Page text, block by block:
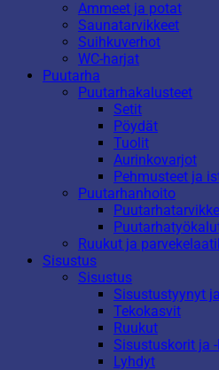
Ammeet ja potat
Saunatarvikkeet
Suihkuverhot
WC-harjat
Puutarha
Puutarhakalusteet
Setit
Pöydät
Tuolit
Aurinkovarjot
Pehmusteet ja
Puutarhanhoito
Ruukut ja
Sisustus
Sisustus
Sisustustyynyt
Tekokasvit
Ruukut
Sisustuskorit ja
Lyhdyt